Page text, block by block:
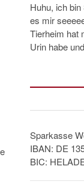
Huhu, ich
es mir
Tierheim hat
Urin habe
Sparkasse
IBAN: DE
BIC: